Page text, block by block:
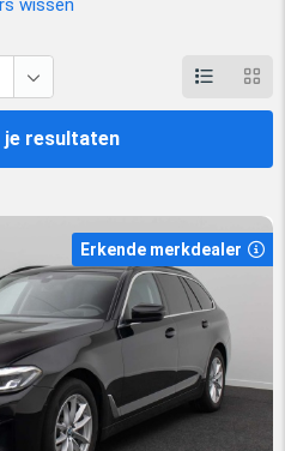
je resultaten
Erkende merkdealer